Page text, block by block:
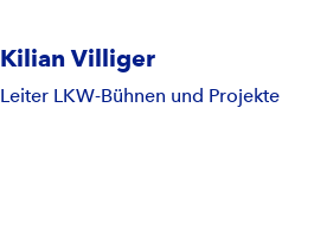
Kilian Villiger
Leiter LKW-Bühnen und Projekte